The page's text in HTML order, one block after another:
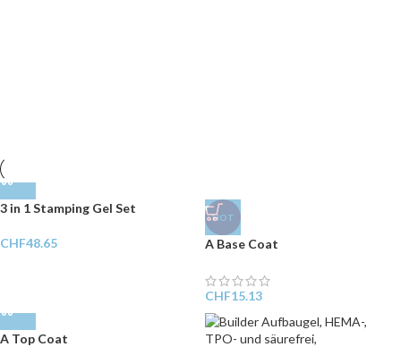
3 in 1 Stamping Gel Set
CHF48.65
HOT
A Base Coat
CHF15.13
A Top Coat